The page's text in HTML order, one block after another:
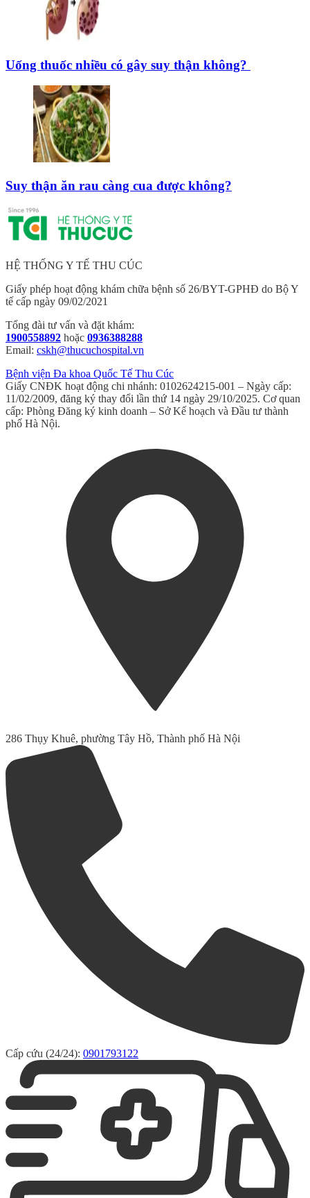
Uống thuốc nhiều có gây suy thận không?
Suy thận ăn rau càng cua được không?
HỆ THỐNG Y TẾ THU CÚC
Giấy phép hoạt động khám chữa bệnh số 26/BYT-GPHĐ do Bộ Y
tế cấp ngày 09/02/2021
Tổng đài tư vấn và đặt khám:
1900558892 hoặc 0936388288
Email: cskh@thucuchospital.vn
Bệnh viện Đa khoa Quốc Tế Thu Cúc
Giấy CNĐK hoạt động chi nhánh: 0102624215-001 – Ngày cấp:
11/02/2009, đăng ký thay đổi lần thứ 14 ngày 29/10/2025. Cơ quan
cấp: Phòng Đăng ký kinh doanh – Sở Kế hoạch và Đầu tư thành
phố Hà Nội.
286 Thụy Khuê, phường Tây Hồ, Thành phố Hà Nội
Cấp cứu (24/24): 0901793122